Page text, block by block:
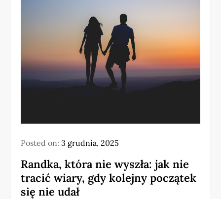
Posted on:3 grudnia, 2025
Randka, która nie wyszła: jak nie
tracić wiary, gdy kolejny początek
się nie udał